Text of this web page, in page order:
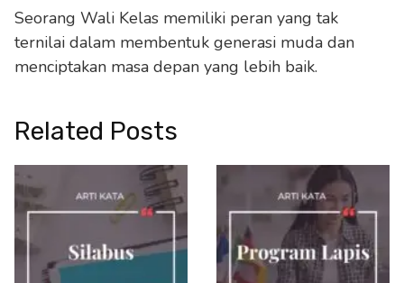
Seorang Wali Kelas memiliki peran yang tak
ternilai dalam membentuk generasi muda dan
menciptakan masa depan yang lebih baik.
Related Posts